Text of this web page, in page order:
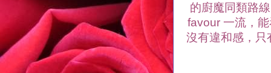
的廚魔同類路
favour 一流，
沒有違和感，只